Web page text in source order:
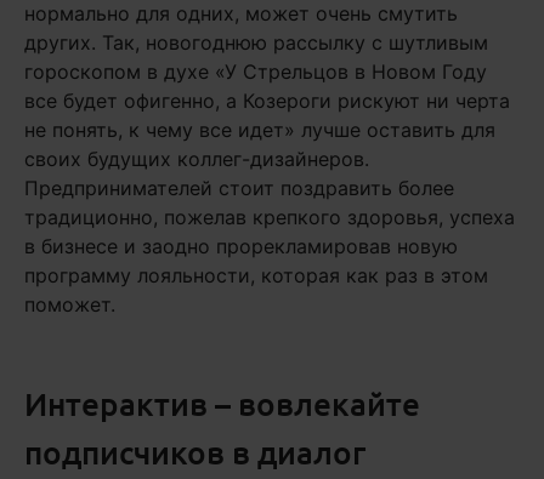
нормально для одних, может очень смутить
других. Так, новогоднюю рассылку с шутливым
гороскопом в духе «У Стрельцов в Новом Году
все будет офигенно, а Козероги рискуют ни черта
не понять, к чему все идет» лучше оставить для
своих будущих коллег-дизайнеров.
Предпринимателей стоит поздравить более
традиционно, пожелав крепкого здоровья, успеха
в бизнесе и заодно прорекламировав новую
программу лояльности, которая как раз в этом
поможет.
Интерактив – вовлекайте
подписчиков в диалог